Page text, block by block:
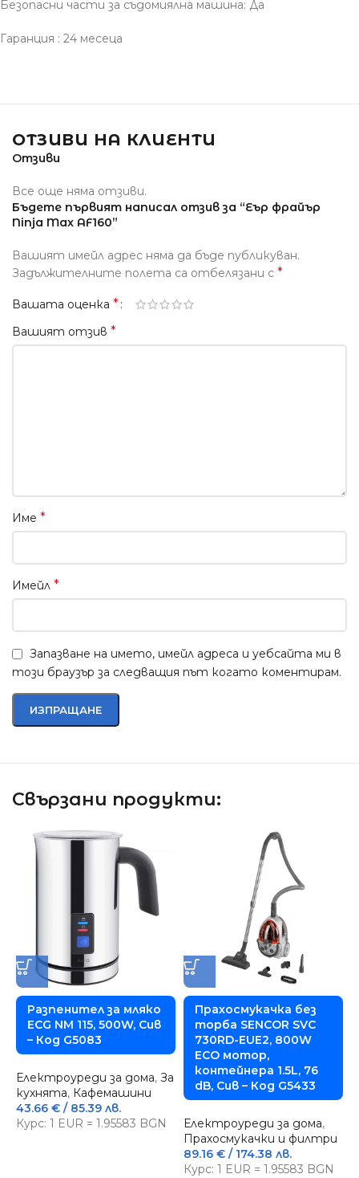
Безопасни части за съдомиялна машина: Да
Гаранция : 24 месеца
ОТЗИВИ НА КЛИЕНТИ
Отзиви
Все още няма отзиви.
Бъдете първият написал отзив за “Еър фрайър
Ninja Max AF160”
Вашият имейл адрес няма да бъде публикуван.
Задължителните полета са отбелязани с *
Вашата оценка *
Вашият отзив *
Име *
Имейл *
Запазване на името, имейл адреса и уебсайта ми в
този браузър за следващия път когато коментирам.
Свързани продукти:
Разпенител за мляко
ECG NM 115, 500W, Сив
– Код G5083
Електроуреди за дома, За
кухнята, Кафемашини
43.66 € / 85.39 лв.
Курс: 1 EUR = 1.95583 BGN
Прахосмукачка без
торба SENCOR SVC
730RD-EUE2, 800W
ECO мотор,
контейнера 1.5L, 76
dB, Сив – Код G5433
Електроуреди за дома,
Прахосмукачки и филтри
89.16 €/ 174.38 лв.
Курс: 1 EUR = 1.95583 BGN